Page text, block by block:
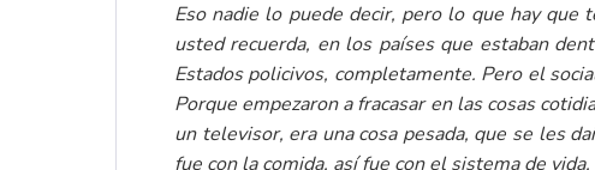
Eso nadie lo puede decir, pero lo que hay que
usted recuerda, en los países que estaban
Estados policivos, completamente. Pero el
Porque empezaron a fracasar en las cosas
un televisor, era una cosa pesada, que se les
fue con la comida, así fue con el sistema de